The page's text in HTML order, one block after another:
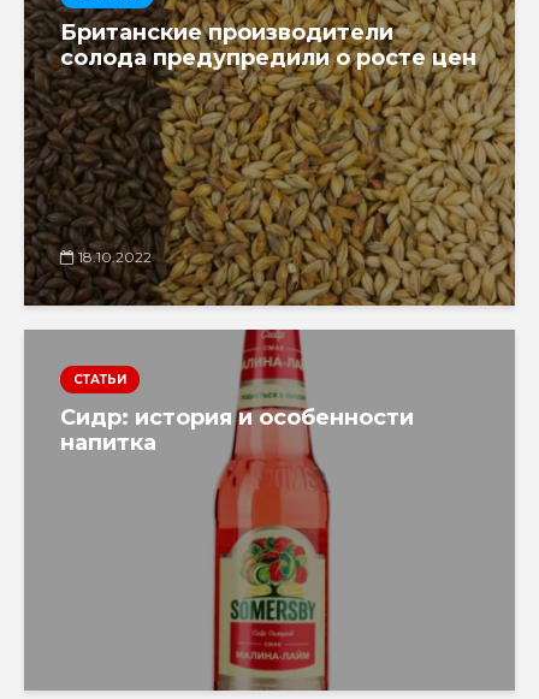
Британские производители
солода предупредили о росте цен
18.10.2022
СТАТЬИ
Сидр: история и особенности
напитка